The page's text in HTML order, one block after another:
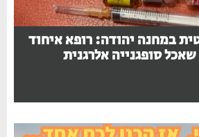
במחנה יהודה: רופא איחוד
סופגנייה אלרגנית